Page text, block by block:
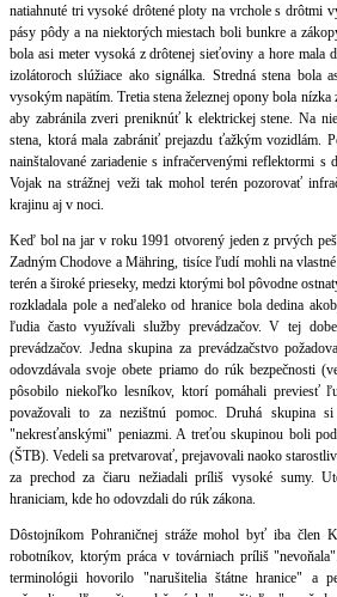
natiahnuté tri vysoké drôtené ploty na vrchole s drôtmi
pásy pôdy a na niektorých miestach boli bunkre a
bola asi meter vysoká z drôtenej sieťoviny a hore mala
izolátoroch slúžiace ako signálka. Stredná stena bola
vysokým napätím. Tretia stena železnej opony bola
aby zabránila zveri preniknúť k elektrickej stene. Na
stena, ktorá mala zabrániť prejazdu ťažkým vozidlám.
nainštalované zariadenie s infračervenými reflektormi s
Vojak na strážnej veži tak mohol terén pozorovať
krajinu aj v noci.
Keď bol na jar v roku 1991 otvorený jeden z prvých
Zadným Chodove a Mähring, tisíce ľudí mohli na
terén a široké prieseky, medzi ktorými bol pôvodne
rozkladala pole a neďaleko od hranice bola dedina
ľudia často využívali služby prevádzačov. V tej
prevádzačov. Jedna skupina za prevádzačstvo
odovzdávala svoje obete priamo do rúk bezpečnosti
pôsobilo niekoľko lesníkov, ktorí pomáhali previesť
považovali to za nezištnú pomoc. Druhá skupina
"nekresťanskými" peniazmi. A treťou skupinou boli
(ŠTB). Vedeli sa pretvarovať, prejavovali naoko
za prechod za čiaru nežiadali príliš vysoké sumy.
hraniciam, kde ho odovzdali do rúk zákona.
Dôstojníkom Pohraničnej stráže mohol byť iba člen
robotníkov, ktorým práca v továrniach príliš
terminológii hovorilo "narušitelia štátne hranice" a